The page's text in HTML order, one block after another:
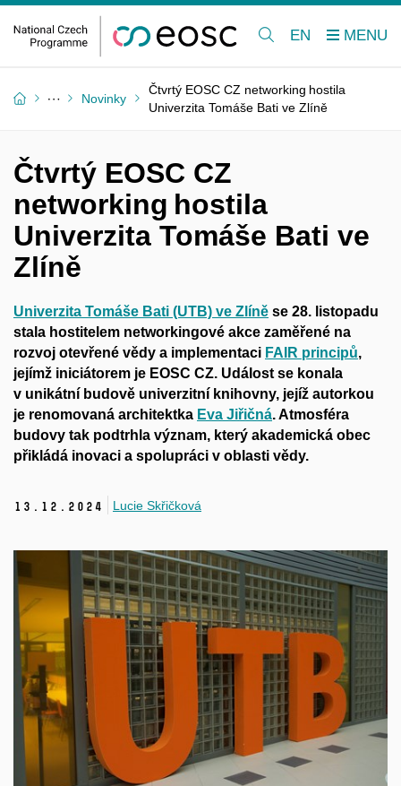
EN
Novinky
Čtvrtý EOSC CZ networking hostila
Univerzita Tomáše Bati ve Zlíně
Čtvrtý EOSC CZ
networking hostila
Univerzita Tomáše Bati ve
Zlíně
Univerzita Tomáše Bati (UTB) ve Zlíně se 28. listopadu
stala hostitelem networkingové akce zaměřené na
rozvoj otevřené vědy a implementaci FAIR principů,
jejímž iniciátorem je EOSC CZ. Událost se konala
v unikátní budově univerzitní knihovny, jejíž autorkou
je renomovaná architektka Eva Jiřičná. Atmosféra
budovy tak podtrhla význam, který akademická obec
přikládá inovaci a spolupráci v oblasti vědy.
13. 12. 2024 Lucie Skřičková